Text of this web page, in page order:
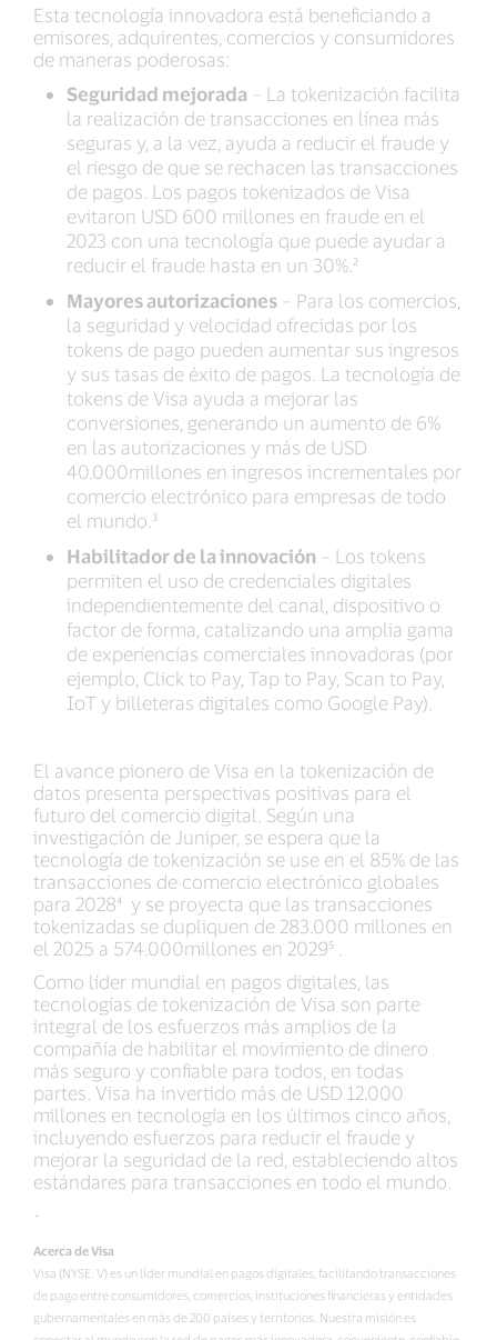
Esta tecnología innovadora está beneficiando a
emisores, adquirentes, comercios y consumidores
de maneras poderosas:
Seguridad mejorada – La tokenización facilita
la realización de transacciones en línea más
seguras y, a la vez, ayuda a reducir el fraude y
el riesgo de que se rechacen las transacciones
de pagos. Los pagos tokenizados de Visa
evitaron USD 600 millones en fraude en el
2023 con una tecnología que puede ayudar a
reducir el fraude hasta en un 30%.²
Mayores autorizaciones – Para los comercios,
la seguridad y velocidad ofrecidas por los
tokens de pago pueden aumentar sus ingresos
y sus tasas de éxito de pagos. La tecnología de
tokens de Visa ayuda a mejorar las
conversiones, generando un aumento de 6%
en las autorizaciones y más de USD
40.000millones en ingresos incrementales por
comercio electrónico para empresas de todo
el mundo.³
Habilitador de la innovación – Los tokens
permiten el uso de credenciales digitales
independientemente del canal, dispositivo o
factor de forma, catalizando una amplia gama
de experiencias comerciales innovadoras (por
ejemplo, Click to Pay, Tap to Pay, Scan to Pay,
IoT y billeteras digitales como Google Pay).
El avance pionero de Visa en la tokenización de
datos presenta perspectivas positivas para el
futuro del comercio digital. Según una
investigación de Juniper, se espera que la
tecnología de tokenización se use en el 85% de las
transacciones de comercio electrónico globales
para 2028⁴ y se proyecta que las transacciones
tokenizadas se dupliquen de 283.000 millones en
el 2025 a 574.000millones en 2029⁵ .
Como líder mundial en pagos digitales, las
tecnologías de tokenización de Visa son parte
integral de los esfuerzos más amplios de la
compañía de habilitar el movimiento de dinero
más seguro y confiable para todos, en todas
partes. Visa ha invertido más de USD 12.000
millones en tecnología en los últimos cinco años,
incluyendo esfuerzos para reducir el fraude y
mejorar la seguridad de la red, estableciendo altos
estándares para transacciones en todo el mundo.
-
Acerca de Visa
Visa (NYSE: V) es un líder mundial en pagos digitales, facilitando transacciones
de pago entre consumidores, comercios, instituciones financieras y entidades
gubernamentales en más de 200 países y territorios. Nuestra misión es